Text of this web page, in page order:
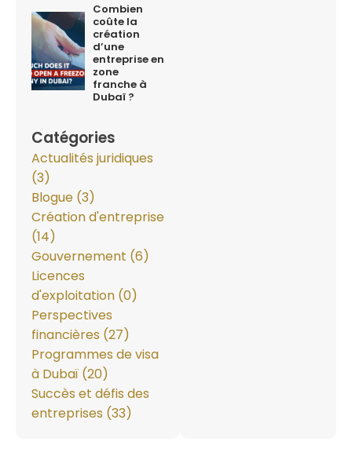
Combien
coûte la
création
d’une
entreprise en
zone
franche à
Dubaï ?
Catégories
Actualités juridiques
(3)
Blogue (3)
Création d'entreprise
(14)
Gouvernement (6)
Licences
d'exploitation (0)
Perspectives
financières (27)
Programmes de visa
à Dubaï (20)
Succès et défis des
entreprises (33)